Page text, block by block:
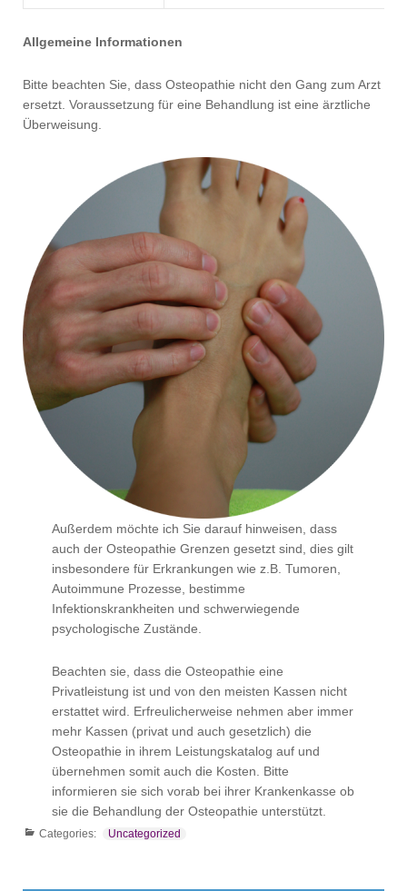
Allgemeine Informationen
Bitte beachten Sie, dass Osteopathie nicht den Gang zum Arzt
ersetzt. Voraussetzung für eine Behandlung ist eine ärztliche
Überweisung.
Außerdem möchte ich Sie darauf hinweisen, dass
auch der Osteopathie Grenzen gesetzt sind, dies gilt
insbesondere für Erkrankungen wie z.B. Tumoren,
Autoimmune Prozesse, bestimme
Infektionskrankheiten und schwerwiegende
psychologische Zustände.
Beachten sie, dass die Osteopathie eine
Privatleistung ist und von den meisten Kassen nicht
erstattet wird. Erfreulicherweise nehmen aber immer
mehr Kassen (privat und auch gesetzlich) die
Osteopathie in ihrem Leistungskatalog auf und
übernehmen somit auch die Kosten. Bitte
informieren sie sich vorab bei ihrer Krankenkasse ob
sie die Behandlung der Osteopathie unterstützt.
Categories: Uncategorized